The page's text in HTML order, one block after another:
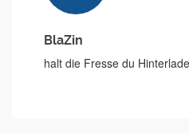
BlaZin
halt die Fresse du